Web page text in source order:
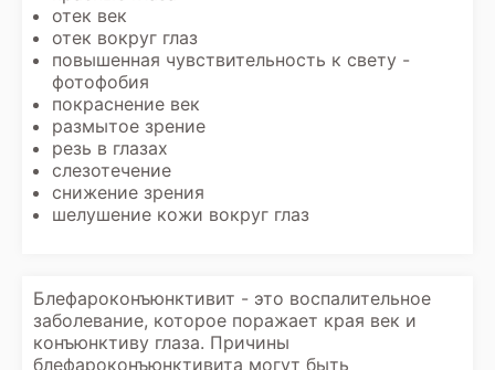
отек век
отек вокруг глаз
повышенная чувствительность к свету -
фотофобия
покраснение век
размытое зрение
резь в глазах
слезотечение
снижение зрения
шелушение кожи вокруг глаз
Блефароконъюнктивит - это воспалительное
заболевание, которое поражает края век и
конъюнктиву глаза. Причины
блефароконъюнктивита могут быть